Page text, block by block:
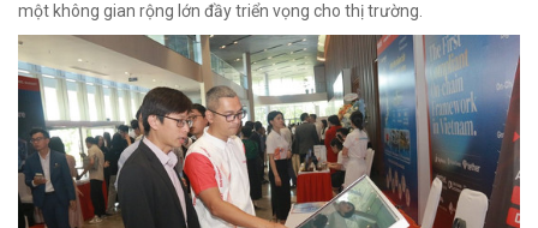
một không gian rộng lớn đầy triển vọng cho thị trường.